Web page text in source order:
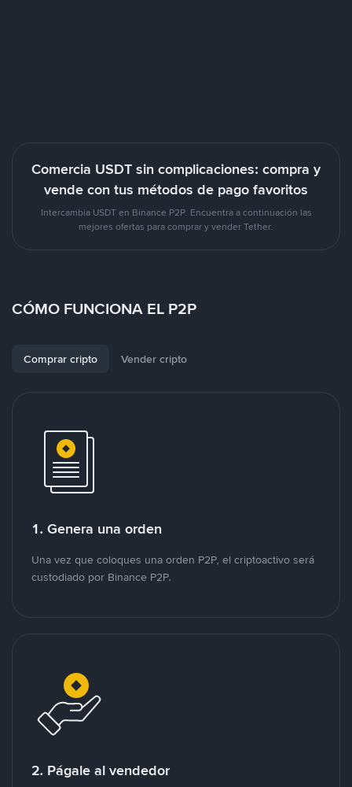
Comercia USDT sin complicaciones: compra y
vende con tus métodos de pago favoritos
Intercambia USDT en Binance P2P. Encuentra a continuación las
mejores ofertas para comprar y vender Tether.
CÓMO FUNCIONA EL P2P
Comprar cripto Vender cripto
1. Genera una orden
Una vez que coloques una orden P2P, el criptoactivo será
custodiado por Binance P2P.
2. Págale al vendedor